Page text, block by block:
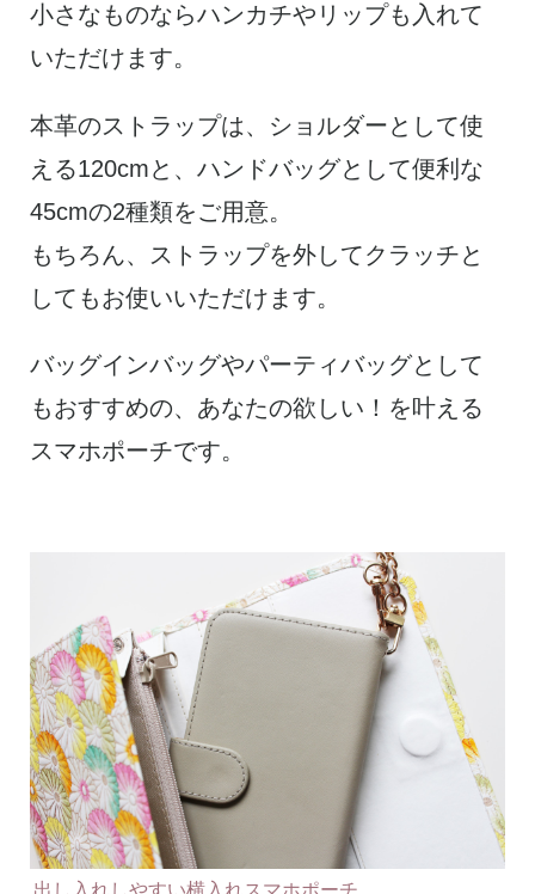
小さなものならハンカチやリップも入れて
いただけます。
本革のストラップは、ショルダーとして使
える120cmと、ハンドバッグとして便利な
45cmの2種類をご用意。
もちろん、ストラップを外してクラッチと
してもお使いいただけます。
バッグインバッグやパーティバッグとして
もおすすめの、あなたの欲しい！を叶える
スマホポーチです。
出し入れしやすい横入れスマホポーチ。